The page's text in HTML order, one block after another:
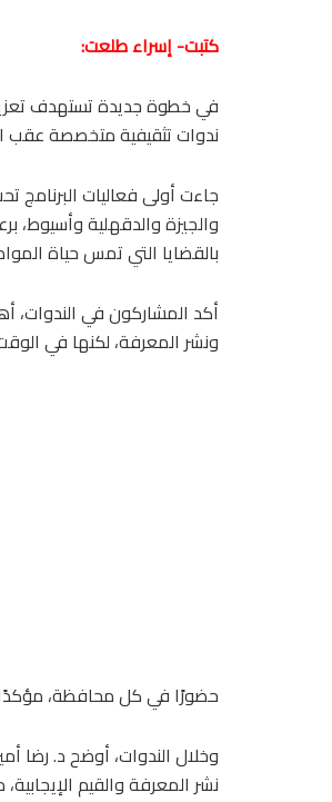
كتبت- إسراء طلعت:
في خطوة جديدة تستهدف تعزيز
ندوات تثقيفية متخصصة عقب
جاءت أولى فعاليات
والجيزة والدقهلية وأسيوط،
بالقضايا التي تمس حياة
أكد المشاركون في الندوات،
ونشر المعرفة، لكنها في
حضورًا في كل محافظة، مؤكدًا
وخلال الندوات، أوضح د. رضا
نشر المعرفة والقيم